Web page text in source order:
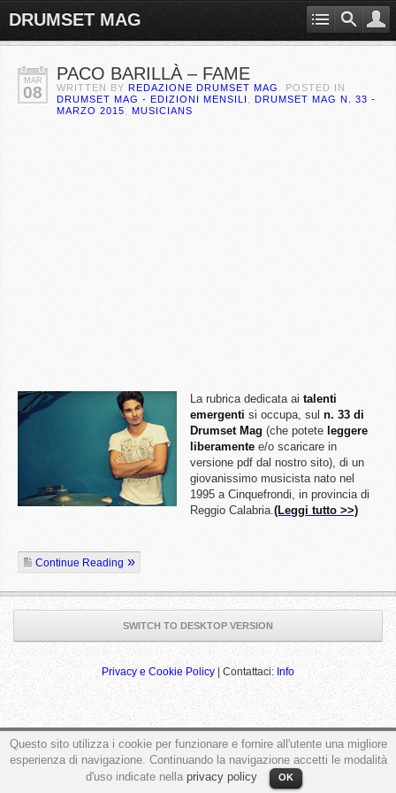
DRUMSET MAG
MAR
08
PACO BARILLÀ – FAME
WRITTEN BY REDAZIONE DRUMSET MAG
. POSTED IN
DRUMSET MAG - EDIZIONI MENSILI
DRUMSET MAG N. 33 -
MARZO 2015
MUSICIANS
La rubrica dedicata ai talenti
emergenti si occupa, sul n. 33 di
Drumset Mag (che potete leggere
liberamente e/o scaricare in
versione pdf dal nostro sito), di un
giovanissimo musicista nato nel
1995 a Cinquefrondi, in provincia di
Reggio Calabria.(Leggi tutto >>)
Continue Reading
SWITCH TO DESKTOP VERSION
Privacy e Cookie Policy| Contattaci: Info
Questo sito utilizza i cookie per funzionare e fornire all'utente una migliore
esperienza di navigazione. Continuando la navigazione accetti le modalità
d'uso indicate nella privacy policy OK
ga('send', 'pageview');